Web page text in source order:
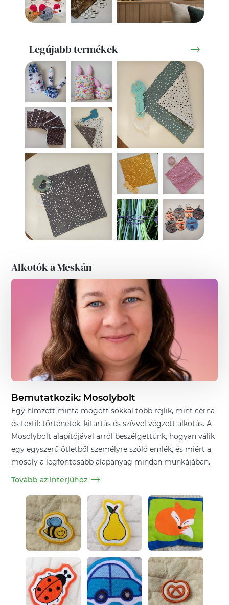
Legújabb termékek
Alkotók a Meskán
Bemutatkozik: Mosolybolt
Egy hímzett minta mögött sokkal több rejlik, mint cérna
és textil: történetek, kitartás és szívvel végzett alkotás. A
Mosolybolt alapítójával arról beszélgettünk, hogyan válik
egy egyszerű ötletből személyre szóló emlék, és miért a
mosoly a legfontosabb alapanyag minden munkájában.
Tovább az interjúhoz